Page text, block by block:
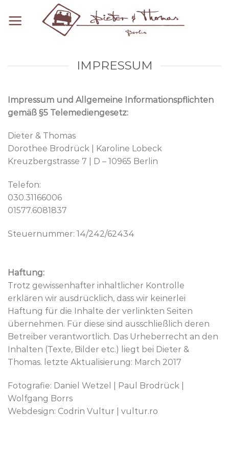
IMPRESSUM
Impressum und Allgemeine Informationspflichten
gemäß §5 Telemediengesetz:
Dieter & Thomas
Dorothee Brodrück | Karoline Lobeck
Kreuzbergstrasse 7 | D – 10965 Berlin
Telefon:
030.31166006
01577.6081837
Steuernummer: 14/242/62434
Haftung:
Trotz gewissenhafter inhaltlicher Kontrolle
erklären wir ausdrücklich, dass wir keinerlei
Haftung für die Inhalte der verlinkten Seiten
übernehmen. Für diese sind ausschließlich deren
Betreiber verantwortlich. Das Urheberrecht an den
Inhalten (Texte, Bilder etc.) liegt bei Dieter &
Thomas. letzte Aktualisierung: March 2017
Fotografie: Daniel Wetzel | Paul Brodrück |
Wolfgang Borrs
Webdesign: Codrin Vultur | vultur.ro